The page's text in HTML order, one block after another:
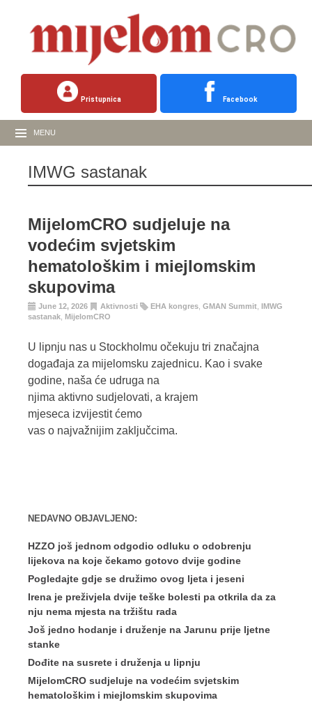
Pristupnica Facebook
MENU
IMWG sastanak
MijelomCRO sudjeluje na
vodećim svjetskim
hematološkim i miejlomskim
skupovima
June 12, 2026 Aktivnosti EHA kongres GMAN Summit IMWG
sastanak MijelomCRO
U lipnju nas u Stockholmu očekuju tri značajna
događaja za mijelomsku zajednicu. Kao i svake
godine, naša će udruga na
njima aktivno sudjelovati, a krajem
mjeseca izvijestit ćemo
vas o najvažnijim zaključcima.
NEDAVNO OBJAVLJENO:
HZZO još jednom odgodio odluku o odobrenju
lijekova na koje čekamo gotovo dvije godine
Pogledajte gdje se družimo ovog ljeta i jeseni
Irena je preživjela dvije teške bolesti pa otkrila da za
nju nema mjesta na tržištu rada
Još jedno hodanje i druženje na Jarunu prije ljetne
stanke
Dođite na susrete i druženja u lipnju
MijelomCRO sudjeluje na vodećim svjetskim
hematološkim i miejlomskim skupovima